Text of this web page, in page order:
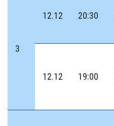
3
12.12 20:30
12.12 19:00